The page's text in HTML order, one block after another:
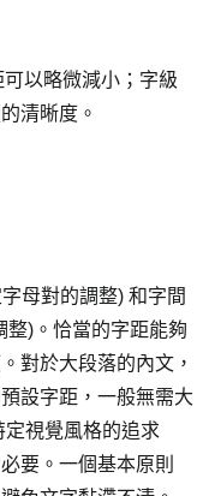
以略微減小；字級
清晰度。
母對的調整) 和字間
整)。恰當的字距能夠
對於大段落的內文，
設字距，一般無需大
視覺風格的追求
要。一個基本原則